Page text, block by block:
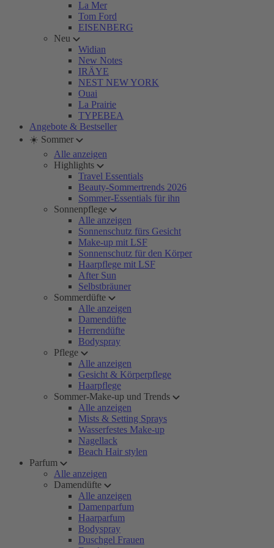
La Mer
Tom Ford
EISENBERG
Neu
Widian
New Notes
IRÄYE
NEST NEW YORK
Ouai
La Prairie
TYPEBEA
Angebote & Bestseller
☀️ Sommer
Alle anzeigen
Highlights
Travel Essentials
Beauty-Sommertrends 2026
Sommer-Essentials für ihn
Sonnenpflege
Alle anzeigen
Sonnenschutz fürs Gesicht
Make-up mit LSF
Sonnenschutz für den Körper
Haarpflege mit LSF
After Sun
Selbstbräuner
Sommerdüfte
Alle anzeigen
Damendüfte
Herrendüfte
Bodyspray
Pflege
Alle anzeigen
Gesicht & Körperpflege
Haarpflege
Sommer-Make-up und Trends
Alle anzeigen
Mists & Setting Sprays
Wasserfestes Make-up
Nagellack
Beach Hair stylen
Parfum
Alle anzeigen
Damendüfte
Alle anzeigen
Damenparfum
Haarparfum
Bodyspray
Duschgel Frauen